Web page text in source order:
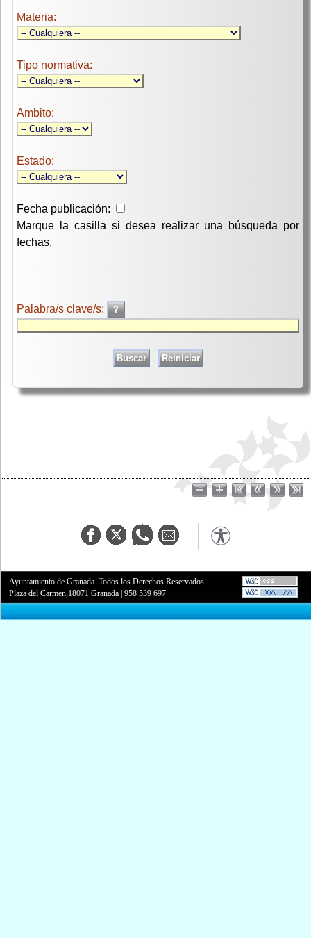
Materia:
Tipo normativa:
Ambito:
Estado:
Fecha publicación:
Marque la casilla si desea realizar una búsqueda por
fechas.
Palabra/s clave/s:
Ayuntamiento de Granada. Todos los Derechos Reservados.
Plaza del Carmen,18071 Granada |958 539 697